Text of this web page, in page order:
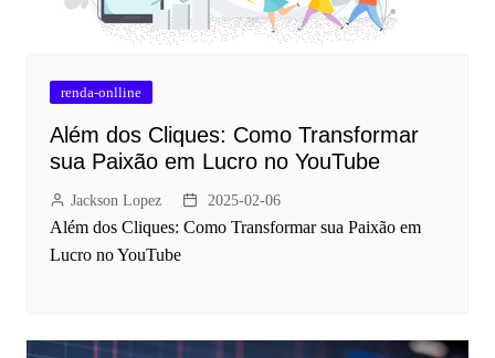
renda-onlline
Além dos Cliques: Como Transformar
sua Paixão em Lucro no YouTube
Jackson Lopez 2025-02-06
Além dos Cliques: Como Transformar sua Paixão em
Lucro no YouTube